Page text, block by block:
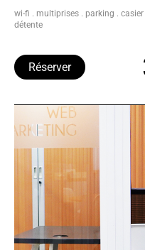
wi-fi . multiprises . parking .
détente
Réserver